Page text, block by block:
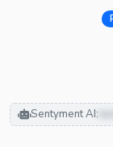
Sentyment AI: